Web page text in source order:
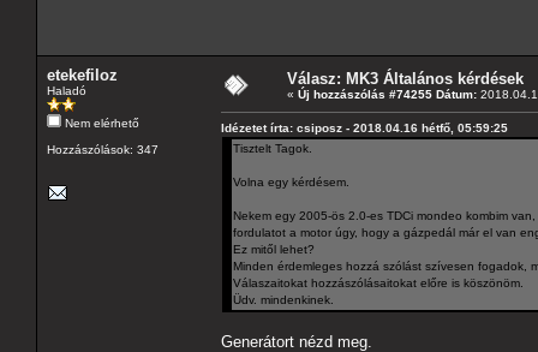
etekefiloz
Haladó
Nem elérhető
Hozzászólások: 347
Válasz: MK3 Általános kérdések
« Új hozzászólás #74255 Dátum:
Idézetet írta: csiposz - 2018.04.16 hétfő, 05:59:25
Tisztelt Tagok.
Volna egy kérdésem.
Nekem egy 2005-ös 2.0-es TDCi mondeo kombim
fordulatot a motor úgy, hogy a gázpedál már el van
Ez mitől lehet?
Minden érdemleges hozzá szólást szívesen fogadok,
Válaszaitokat hozzászólásaitokat előre is köszönöm.
Üdv. mindenkinek.
Generátort nézd meg.